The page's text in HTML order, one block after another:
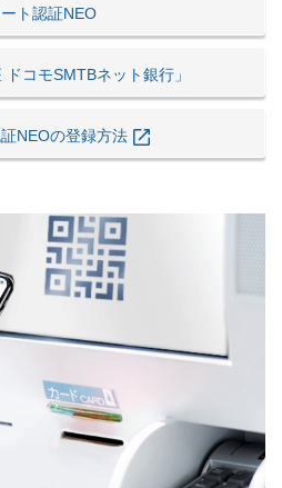
ト認証NEO
コモSMTBネット銀行」
NEOの登録方法